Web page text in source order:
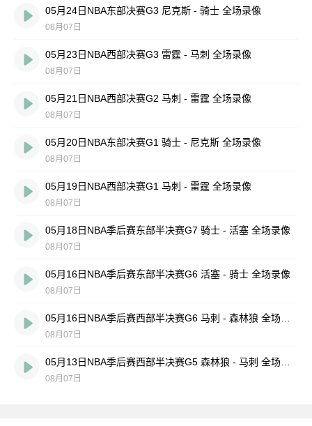
05月24日NBA东部决赛G3 尼克斯 - 骑士 全场录像
08月07日
05月23日NBA西部决赛G3 雷霆 - 马刺 全场录像
08月07日
05月21日NBA西部决赛G2 马刺 - 雷霆 全场录像
08月07日
05月20日NBA东部决赛G1 骑士 - 尼克斯 全场录像
08月07日
05月19日NBA西部决赛G1 马刺 - 雷霆 全场录像
08月07日
05月18日NBA季后赛东部半决赛G7 骑士 - 活塞 全场录像
08月07日
05月16日NBA季后赛东部半决赛G6 活塞 - 骑士 全场录像
08月07日
08月07日
08月07日